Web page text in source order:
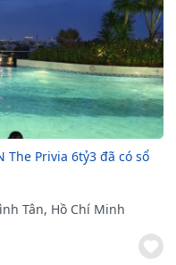
The Privia 6tỷ3 đã có sổ
Tân, Hồ Chí Minh